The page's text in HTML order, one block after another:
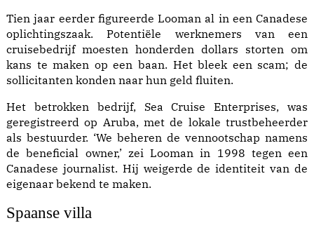
Tien jaar eerder figureerde Looman al in een Cana­dese
oplichtingszaak. Potentiële werknemers van een
cruisebedrijf moesten honderden dollars storten om
kans te maken op een baan. Het bleek een scam; de
sollicitanten konden naar hun geld fluiten.
Het betrokken bedrijf, Sea Cruise Enterprises, was
geregistreerd op Aru­ba, met de lokale trustbeheerder
als bestuurder. ‘We beheren de vennootschap namens
de beneficial owner,’ zei Looman in 1998 tegen een
Canadese journalist. Hij weigerde de identiteit van de
eigenaar bekend te maken.
Spaanse villa